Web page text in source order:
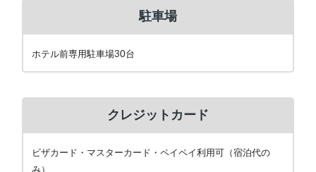
駐車場
ホテル前専用駐車場30台
クレジットカード
ビザカード・マスターカード・ペイペイ利用可（宿泊代の